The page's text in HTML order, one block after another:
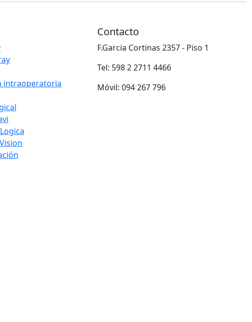
intraoperatoria
Contacto
F.Garcia Cortinas 2357 - Piso 1
Tel: 598 2 2711 4466
Móvil: 094 267 796